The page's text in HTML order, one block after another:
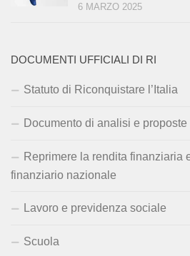
6 MARZO 2025
DOCUMENTI UFFICIALI DI RI
Statuto di Riconquistare l’Italia
Documento di analisi e proposte
Reprimere la rendita finanziaria
finanziario nazionale
Lavoro e previdenza sociale
Scuola